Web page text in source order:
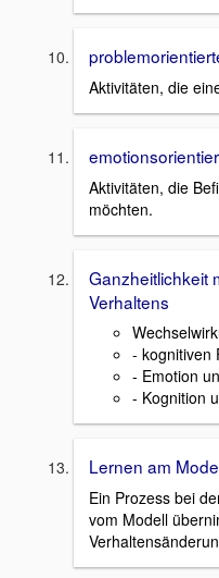
Aktivitäten, die
Aktivitäten, die
möchten.
Ganzheitlichkeit
Verhaltens
- kognitiven
- Emotion
- Kognition
Lernen am
Ein Prozess bei
vom Modell